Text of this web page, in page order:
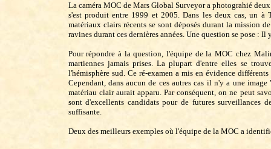
La caméra MOC de Mars Global Surveyor a photograhié
s'est produit entre 1999 et 2005. Dans les deux cas, un à
matériaux clairs récents se sont déposés durant la mission
ravines durant ces dernières années. Une question se pose :
Pour répondre à la question, l'équipe de la MOC chez
martiennes jamais prises. La plupart d'entre elles se
l'hémisphère sud. Ce ré-examen a mis en évidence
Cependant, dans aucun de ces autres cas il n'y a une
matériau clair aurait apparu. Par conséquent, on ne peut
sont d'excellents candidats pour de futures surveillances
suffisante.
Deux des meilleurs exemples où l'équipe de la MOC a